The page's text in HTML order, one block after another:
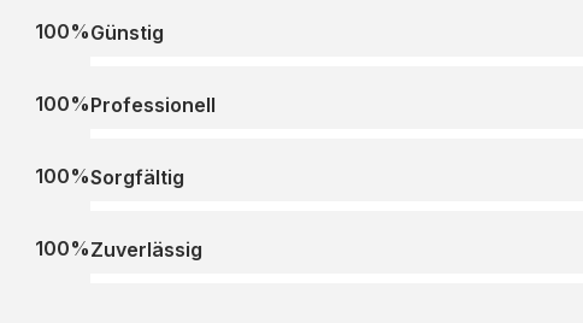
Günstig
100%
Professionell
100%
Sorgfältig
100%
Zuverlässig
100%